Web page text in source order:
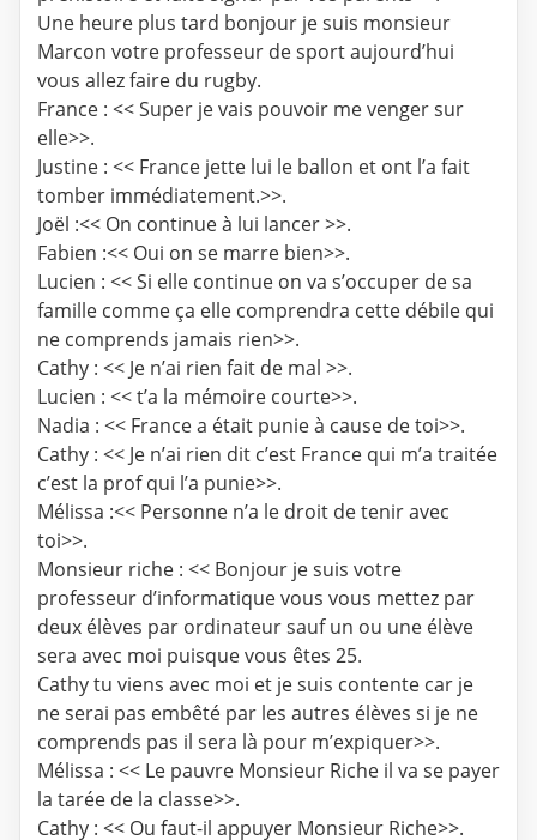
Une heure plus tard bonjour je suis monsieur
Marcon votre professeur de sport aujourd’hui
vous allez faire du rugby.
France : << Super je vais pouvoir me venger sur
elle>>.
Justine : << France jette lui le ballon et ont l’a fait
tomber immédiatement.>>.
Joël :<< On continue à lui lancer >>.
Fabien :<< Oui on se marre bien>>.
Lucien : << Si elle continue on va s’occuper de sa
famille comme ça elle comprendra cette débile qui
ne comprends jamais rien>>.
Cathy : << Je n’ai rien fait de mal >>.
Lucien : << t’a la mémoire courte>>.
Nadia : << France a était punie à cause de toi>>.
Cathy : << Je n’ai rien dit c’est France qui m’a traitée
c’est la prof qui l’a punie>>.
Mélissa :<< Personne n’a le droit de tenir avec
toi>>.
Monsieur riche : << Bonjour je suis votre
professeur d’informatique vous vous mettez par
deux élèves par ordinateur sauf un ou une élève
sera avec moi puisque vous êtes 25.
Cathy tu viens avec moi et je suis contente car je
ne serai pas embêté par les autres élèves si je ne
comprends pas il sera là pour m’expiquer>>.
Mélissa : << Le pauvre Monsieur Riche il va se payer
la tarée de la classe>>.
Cathy : << Ou faut-il appuyer Monsieur Riche>>.